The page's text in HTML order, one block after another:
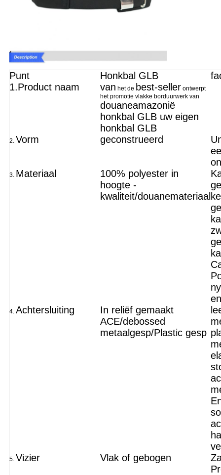
Punt Honkbal GLB
1.Product naam
van het de best-seller ontwerpt
het promotie vlakke borduurwerk van
douaneamazonië
honkbal GLB uw eigen
honkbal GLB
2. Vorm geconstrueerd
3. Materiaal
100% polyester in
hoogte -
kwaliteit/douanemateriaal
4. Achtersluiting
In reliëf gemaakt
ACE/debossed
metaalgesp/Plastic gesp
5. Vizier Vlak of gebogen